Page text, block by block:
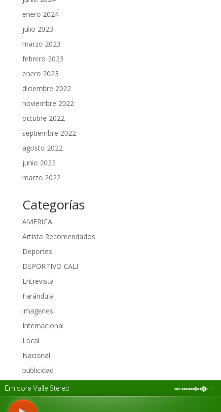
enero 2024
julio 2023
marzo 2023
febrero 2023
enero 2023
diciembre 2022
noviembre 2022
octubre 2022
septiembre 2022
agosto 2022
junio 2022
marzo 2022
Categorías
AMERICA
Artista Recomendados
Deportes
DEPORTIVO CALI
Entrevista
Farándula
imagenes
Internacional
Local
Nacional
publicidad
Regional
Sin categoría